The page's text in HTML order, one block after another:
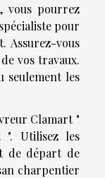
vous pourrez
pour
Assurez-vous
vos travaux.
seulement les
Clamart "
". Utilisez les
de départ de
charpentier